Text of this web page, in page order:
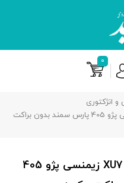
۰
انژکتوری
مجموعه کويل دوبل موتور XU7 زیمنسی پژو 405 پارس سمند بدون براکت
مجموعه کويل دوبل موتور XU7 زیمنسی پژو 405